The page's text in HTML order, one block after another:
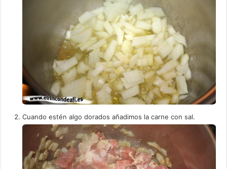
Cuando estén algo dorados añadimos la carne con sal.